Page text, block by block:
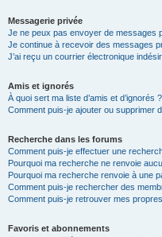
Messagerie privée
Je ne peux pas envoyer de messages
Je continue à recevoir des messages
J’ai reçu un courrier électronique
Amis et ignorés
À quoi sert ma liste d’amis et d’ignorés ?
Comment puis-je ajouter ou supprimer
Recherche dans les forums
Comment puis-je effectuer une
Pourquoi ma recherche ne renvoie
Pourquoi ma recherche renvoie à une
Comment puis-je rechercher des
Comment puis-je retrouver mes
Favoris et abonnements